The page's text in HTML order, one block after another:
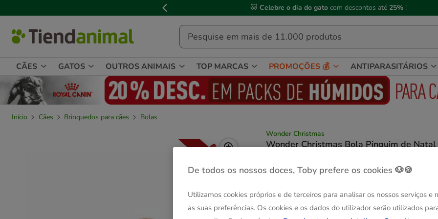
de
mensagem,
🐱 Celebre o dia do gato com descontos até 25% !
CÃES GATOS OUTROS ANIMAIS TOP MARCAS PROMOÇÕES 💰 ANTIPARASITÁRIOS
Início Cães Brinquedos para cães
Bolas
Wonder Christmas
Wonder Christmas Bola Pinguim de Natal
Ver descrição
1 ud.
Sem Stock
De todos os nossos doces, Toby prefere os cookies 🐶🍪
Utilizamos cookies próprios e de terceiros para analisar os nossos serviços e
as suas preferências. Os cookies e os dados do utilizador serão utilizados